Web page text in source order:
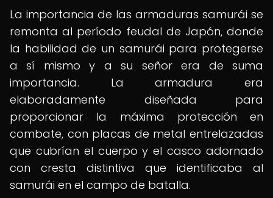
La importancia de las armaduras samurái se
remonta al período feudal de Japón, donde
la habilidad de un samurái para protegerse
a sí mismo y a su señor era de suma
importancia. La armadura era
elaboradamente diseñada para
proporcionar la máxima protección en
combate, con placas de metal entrelazadas
que cubrían el cuerpo y el casco adornado
con cresta distintiva que identificaba al
samurái en el campo de batalla.